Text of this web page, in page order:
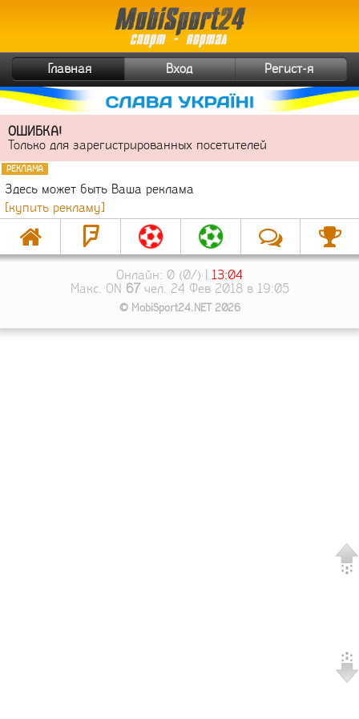
Главная Вход Регист-я
ОШИБКА!
Только для зарегистрированных посетителей
РЕКЛАМА
Здесь может быть Ваша реклама
[купить рекламу]
Онлайн: 0 (0/) | 13:04
Макс. ON 67чел. 24 Фев 2018 в 19:05
© MobiSport24.NET 2026